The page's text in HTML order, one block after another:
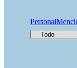
Personal